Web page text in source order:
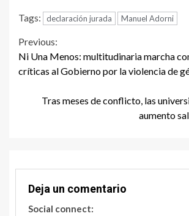
Tags: declaración jurada Manuel Adorni
Continue
Reading
Previous:
Ni Una Menos: multitudinaria marcha
críticas al Gobierno por la violencia de
Tras meses de conflicto, las
aumento
Deja un comentario
Social connect: